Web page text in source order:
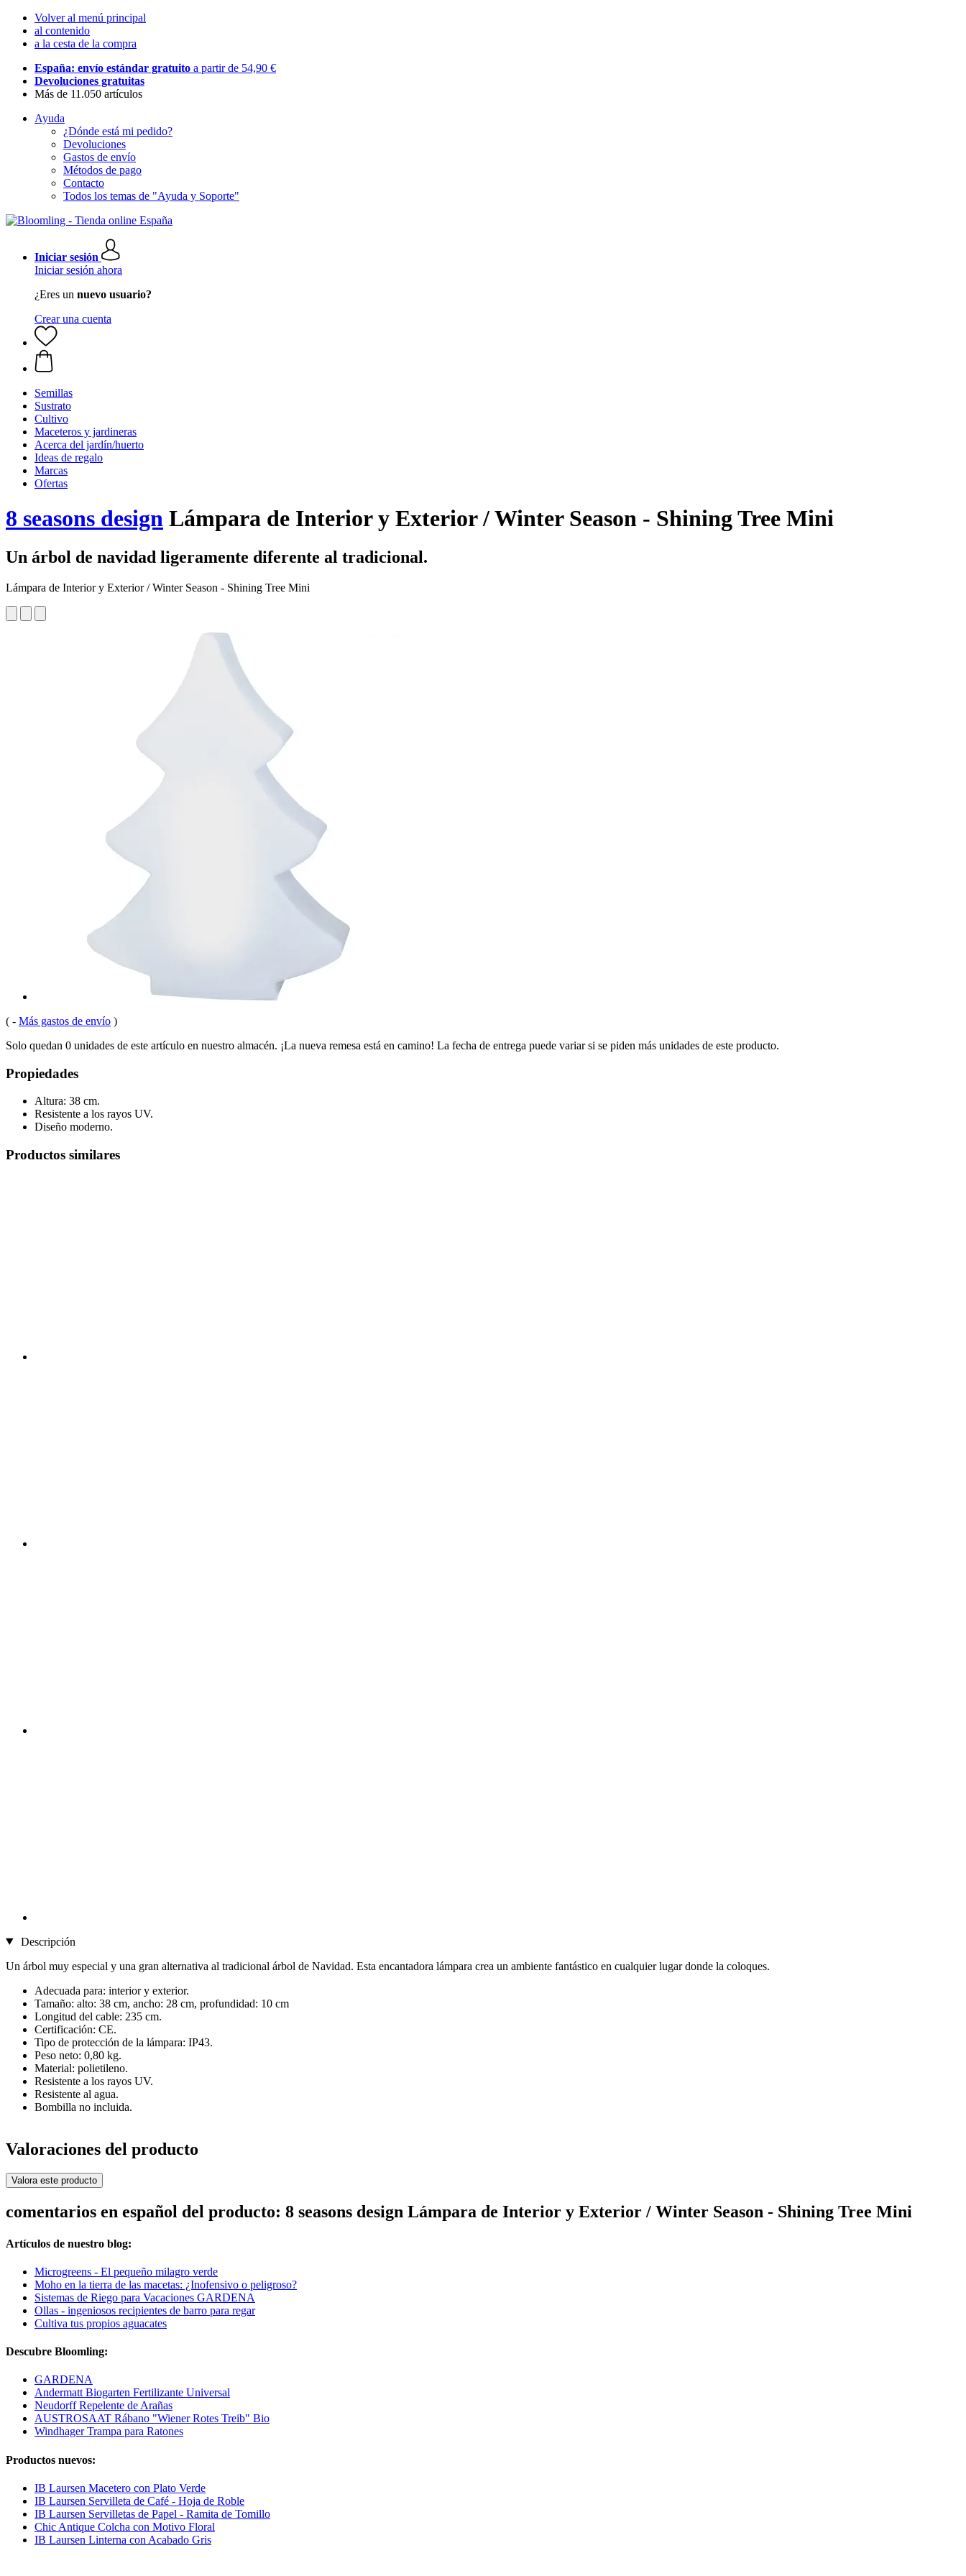
Volver al menú principal
al contenido
a la cesta de la compra
España: envío estándar gratuito a partir de 54,90 €
Devoluciones gratuitas
Más de 11.050 artículos
Ayuda
¿Dónde está mi pedido?
Devoluciones
Gastos de envío
Métodos de pago
Contacto
Todos los temas de "Ayuda y Soporte"
Iniciar sesión
Iniciar sesión ahora
¿Eres un nuevo usuario?
Crear una cuenta
Semillas
Sustrato
Cultivo
Maceteros y jardineras
Acerca del jardín/huerto
Ideas de regalo
Marcas
Ofertas
8 seasons design Lámpara de Interior y Exterior / Winter Season - Shining Tree Mini
Un árbol de navidad ligeramente diferente al tradicional.
Lámpara de Interior y Exterior / Winter Season - Shining Tree Mini
( - Más gastos de envío )
Solo quedan 0 unidades de este artículo en nuestro almacén. ¡La nueva remesa está en camino! La fecha de entrega puede variar si se piden más unidades de este producto.
Propiedades
Altura: 38 cm.
Resistente a los rayos UV.
Diseño moderno.
Productos similares
Descripción
Un árbol muy especial y una gran alternativa al tradicional árbol de Navidad. Esta encantadora lámpara crea un ambiente fantástico en cualquier lugar donde la coloques.
Adecuada para: interior y exterior.
Tamaño: alto: 38 cm, ancho: 28 cm, profundidad: 10 cm
Longitud del cable: 235 cm.
Certificación: CE.
Tipo de protección de la lámpara: IP43.
Peso neto: 0,80 kg.
Material: polietileno.
Resistente a los rayos UV.
Resistente al agua.
Bombilla no incluida.
Valoraciones del producto
Valora este producto
comentarios en español del producto: 8 seasons design Lámpara de Interior y Exterior / Winter Season - Shining Tree Mini
Artículos de nuestro blog:
Microgreens - El pequeño milagro verde
Moho en la tierra de las macetas: ¿Inofensivo o peligroso?
Sistemas de Riego para Vacaciones GARDENA
Ollas - ingeniosos recipientes de barro para regar
Cultiva tus propios aguacates
Descubre Bloomling:
GARDENA
Andermatt Biogarten Fertilizante Universal
Neudorff Repelente de Arañas
AUSTROSAAT Rábano "Wiener Rotes Treib" Bio
Windhager Trampa para Ratones
Productos nuevos:
IB Laursen Macetero con Plato Verde
IB Laursen Servilleta de Café - Hoja de Roble
IB Laursen Servilletas de Papel - Ramita de Tomillo
Chic Antique Colcha con Motivo Floral
IB Laursen Linterna con Acabado Gris